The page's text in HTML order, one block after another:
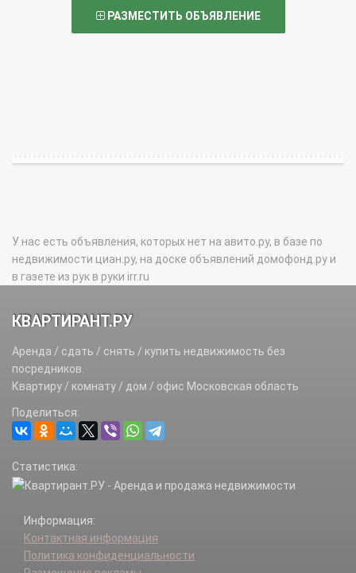
РАЗМЕСТИТЬ ОБЪЯВЛЕНИЕ
У нас есть объявления, которых нет на авито.ру, в базе по
недвижимости циан.ру, на доске объявлений домофонд.ру и
в газете из рук в руки irr.ru
КВАРТИРАНТ.РУ
Аренда / сдать / снять / купить недвижимость без
посредников.
Квартиру / комнату / дом / офис Московская область
Поделиться:
Статистика:
Информация:
Контактная информация
Политика конфиденциальности